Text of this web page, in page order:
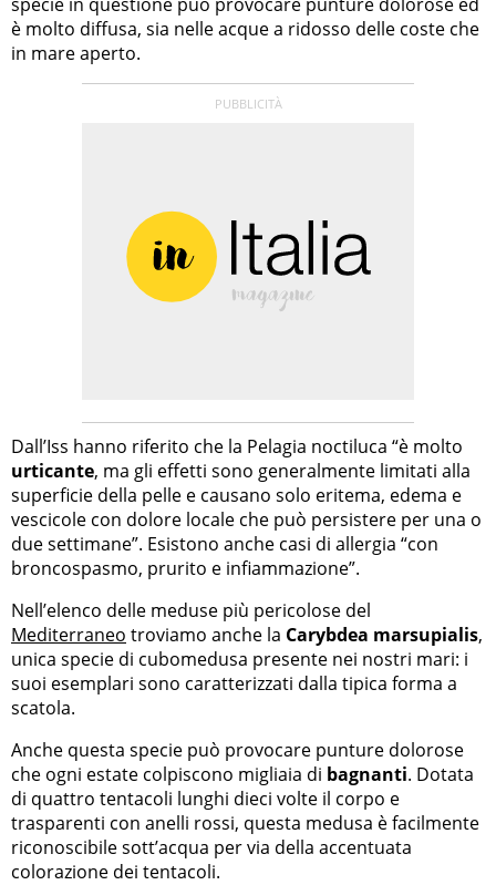
è molto diffusa, sia nelle acque a ridosso delle coste che
in mare aperto.
Dall’Iss hanno riferito che la Pelagia noctiluca “è molto
urticante, ma gli effetti sono generalmente limitati alla
superficie della pelle e causano solo eritema, edema e
vescicole con dolore locale che può persistere per una o
due settimane”. Esistono anche casi di allergia “con
broncospasmo, prurito e infiammazione”.
Nell’elenco delle meduse più pericolose del
Mediterraneo troviamo anche la Carybdea marsupialis,
unica specie di cubomedusa presente nei nostri mari: i
suoi esemplari sono caratterizzati dalla tipica forma a
scatola.
Anche questa specie può provocare punture dolorose
che ogni estate colpiscono migliaia di bagnanti. Dotata
di quattro tentacoli lunghi dieci volte il corpo e
trasparenti con anelli rossi, questa medusa è facilmente
riconoscibile sott’acqua per via della accentuata
colorazione dei tentacoli.